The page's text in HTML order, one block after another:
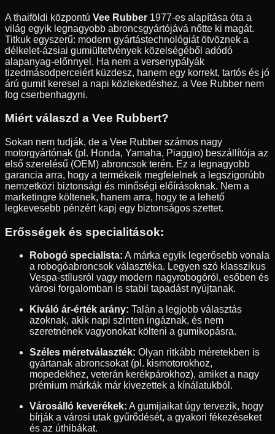
A thaiföldi központú Vee Rubber 1977-es alapítása óta a
világ egyik legnagyobb abroncsgyártójává nőtte ki magát.
Titkuk egyszerű: modern gyártástechnológiát ötvöznek a
délkelet-ázsiai gumiültetvények közelségéből adódó
alapanyag-előnnyel. Ha nem a versenypályák
tizedmásodperceiért küzdesz, hanem egy korrekt, tartós és jó
árú gumit keresel a napi közlekedéshez, a Vee Rubber nem
fog cserbenhagyni.
Miért válaszd a Vee Rubbert?
Sokan nem tudják, de a Vee Rubber számos nagy
motorgyártónak (pl. Honda, Yamaha, Piaggio) beszállítója az
első szerelésű (OEM) abroncsok terén. Ez a legnagyobb
garancia arra, hogy a termékeik megfelelnek a legszigorúbb
nemzetközi biztonsági és minőségi előírásoknak. Nem a
marketingre költenek, hanem arra, hogy te a lehető
legkevesebb pénzért kapj egy biztonságos szettet.
Erősségek és specialitások:
Robogó specialista: A márka egyik legerősebb vonala
a robogóabroncsok választéka. Legyen szó klasszikus
Vespa-stílusról vagy modern nagyrobogóról, esőben és
városi forgalomban is stabil tapadást nyújtanak.
Kiváló ár-érték arány: Talán a legjobb választás
azoknak, akik napi szinten ingáznak, és nem
szeretnének vagyonokat költeni a gumikopásra.
Széles méretválaszték: Olyan ritkább méretekben is
gyártanak abroncsokat (pl. kismotorokhoz,
mopedekhez, veterán kerékpárokhoz), amiket a nagy
prémium márkák már kivezettek a kínálatukból.
Városálló keverékek: A gumijaikat úgy tervezik, hogy
bírják a városi utak gyűrődését, a gyakori fékezéseket
és az úthibákat.